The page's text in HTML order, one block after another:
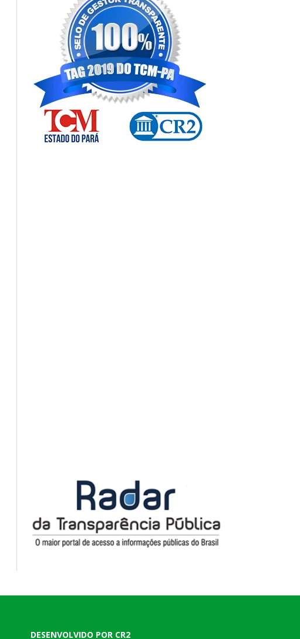
DESENVOLVIDO POR CR2